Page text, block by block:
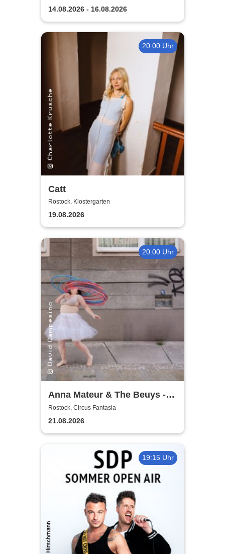
14.08.2026 - 16.08.2026
20:00 Uhr
Catt
Rostock, Klostergarten
19.08.2026
20:00 Uhr
Anna Mateur & The Beuys -
Kaoshüter
Rostock, Circus Fantasia
21.08.2026
19:15 Uhr